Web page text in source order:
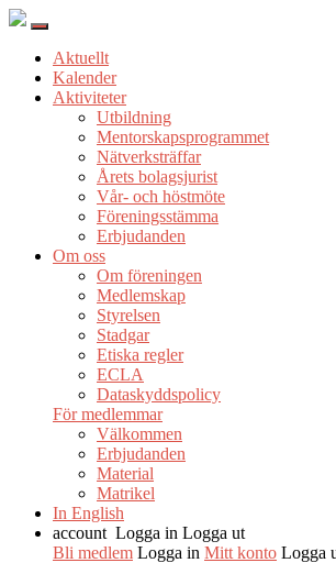
Aktuellt
Kalender
Aktiviteter
Utbildning
Mentorskapsprogrammet
Nätverksträffar
Årets bolagsjurist
Vår- och höstmöte
Föreningsstämma
Erbjudanden
Om oss
Om föreningen
Medlemskap
Styrelsen
Stadgar
Etiska regler
ECLA
Dataskyddspolicy
För medlemmar
Välkommen
Erbjudanden
Material
Matrikel
In English
account Logga in Logga ut
Bli medlem Logga in Mitt konto Logga